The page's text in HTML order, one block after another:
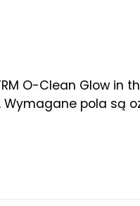
O-Clean Glow in
Wymagane pola są